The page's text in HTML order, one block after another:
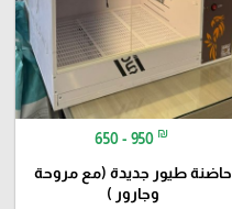
650 - 950 ₪
حاضنة طيور جديدة (مع مروحة
وجارور )